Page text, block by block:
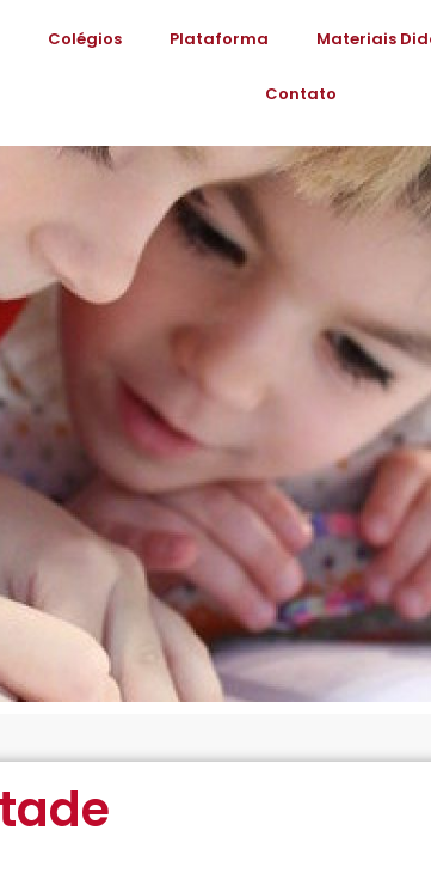
Colégios Plataforma Materiais
Contato